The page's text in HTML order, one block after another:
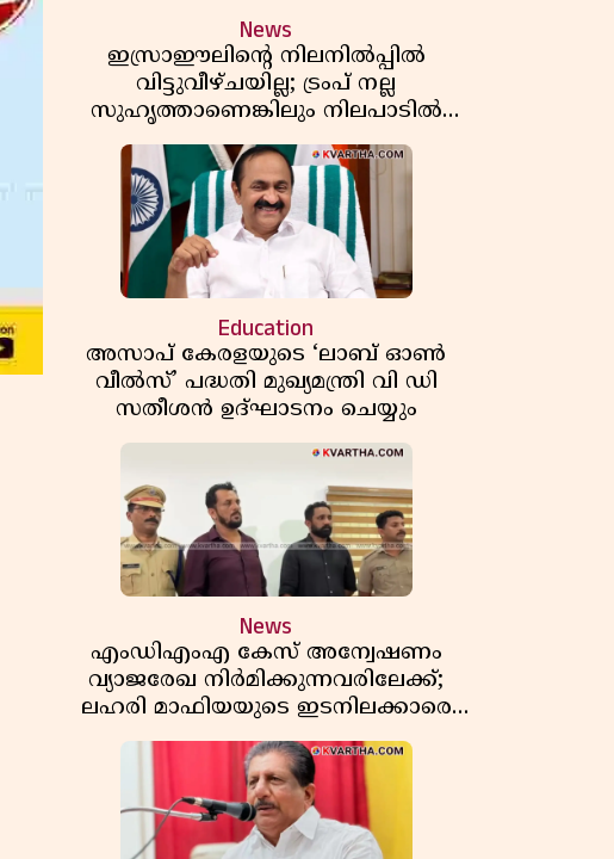
News
ഇസ്രാഈലിന്റെ നിലനിൽപ്പിൽ
വിട്ടുവീഴ്ചയില്ല; ട്രംപ് നല്ല
സുഹൃത്താണെങ്കിലും നിലപാടിൽ
മാറ്റമില്ലെന്ന് നെതന്യാഹു; ഹോർമുസ്
പാതയിൽ ഇറാൻ-ഒമാൻ ധാരണ,
തടസ്സമായി യുഎസ് ഭീഷണി
Education
അസാപ് കേരളയുടെ ‘ലാബ് ഓൺ
വീൽസ്’ പദ്ധതി മുഖ്യമന്ത്രി വി ഡി
സതീശൻ ഉദ്ഘാടനം ചെയ്യും
News
എംഡിഎംഎ കേസ് അന്വേഷണം
വ്യാജരേഖ നിർമിക്കുന്നവരിലേക്ക്;
ലഹരി മാഫിയയുടെ ഇടനിലക്കാരെ
കുടുക്കി കണ്ണൂർ സിറ്റി പൊലീസ്